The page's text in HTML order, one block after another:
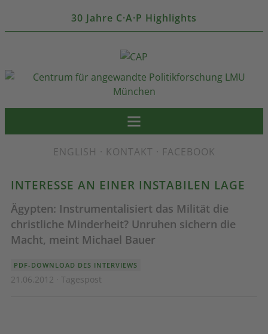
30 Jahre C·A·P Highlights
ENGLISH · KONTAKT · FACEBOOK
INTERESSE AN EINER INSTABILEN LAGE
Ägypten: Instrumentalisiert das Milität die
christliche Minderheit? Unruhen sichern die
Macht, meint Michael Bauer
PDF-DOWNLOAD DES INTERVIEWS
21.06.2012 · Tagespost